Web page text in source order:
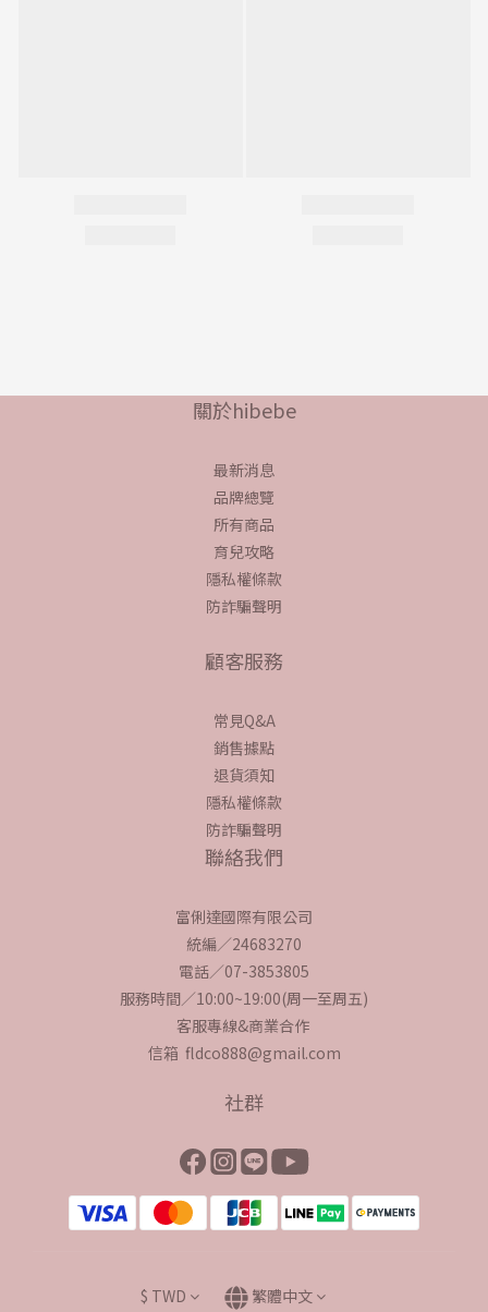
關於hibebe
最新消息
品牌總覽
所有商品
育兒攻略
隱私權條款
防詐騙聲明
顧客服務
常見Q&A
銷售據點
退貨須知
隱私權條款
防詐騙聲明
聯絡我們
富俐達國際有限公司
統編／24683270
電話／07-3853805
服務時間／10:00~19:00(周一至周五)
客服專線&商業合作
信箱 fldco888@gmail.com
社群
$ TWD 繁體中文